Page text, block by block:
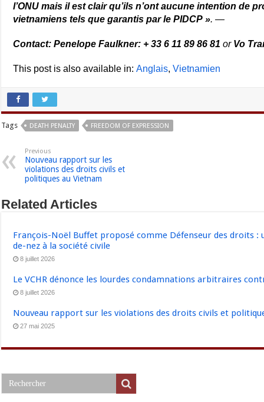
l’ONU mais il est clair qu’ils n’ont aucune intention de
vietnamiens tels que garantis par le PIDCP ». —
Contact: Penelope Faulkner: + 33 6 11 89 86 81 or Vo
This post is also available in:Anglais Vietnamien
Tags DEATH PENALTY FREEDOM OF EXPRESSION
Previous
Nouveau rapport sur les
violations des droits civils et
politiques au Vietnam
Related Articles
François-Noël Buffet proposé comme Défenseur des droits
de-nez à la société civile
8 juillet 2026
Le VCHR dénonce les lourdes condamnations arbitraires
8 juillet 2026
Nouveau rapport sur les violations des droits civils et
27 mai 2025